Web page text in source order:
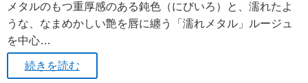
メタルのもつ重厚感のある鈍色（にびいろ）と、濡れたよ
うな、なまめかしい艶を唇に纏う「濡れメタル」ルージュ
を中心…
続きを読む